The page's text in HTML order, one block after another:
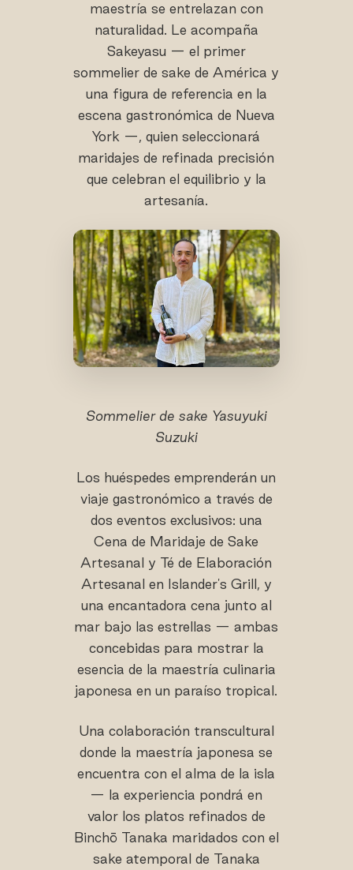
maestría se entrelazan con
naturalidad. Le acompaña
Sakeyasu — el primer
sommelier de sake de América y
una figura de referencia en la
escena gastronómica de Nueva
York —, quien seleccionará
maridajes de refinada precisión
que celebran el equilibrio y la
artesanía.
Sommelier de sake Yasuyuki
Suzuki
Los huéspedes emprenderán un
viaje gastronómico a través de
dos eventos exclusivos: una
Cena de Maridaje de Sake
Artesanal y Té de Elaboración
Artesanal en Islander's Grill, y
una encantadora cena junto al
mar bajo las estrellas — ambas
concebidas para mostrar la
esencia de la maestría culinaria
japonesa en un paraíso tropical.
Una colaboración transcultural
donde la maestría japonesa se
encuentra con el alma de la isla
— la experiencia pondrá en
valor los platos refinados de
Binchō Tanaka maridados con el
sake atemporal de Tanaka